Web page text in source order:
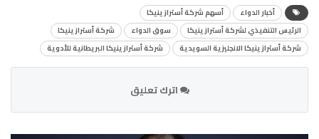
أخبار الدواء
أسهم شركة أسترازينيكا
الرئيس التنفيذي لشركة أسترازينيكا
سوق الدواء
شركة أسترازينيكا
شركة أسترازينيكا الانجليزية السويدية
شركة أسترازينيكا البريطانية للأدوية
اترك تعليق